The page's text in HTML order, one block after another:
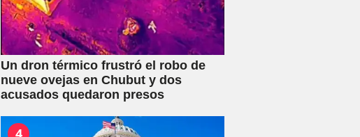
Un dron térmico frustró el robo de
nueve ovejas en Chubut y dos
acusados quedaron presos
4